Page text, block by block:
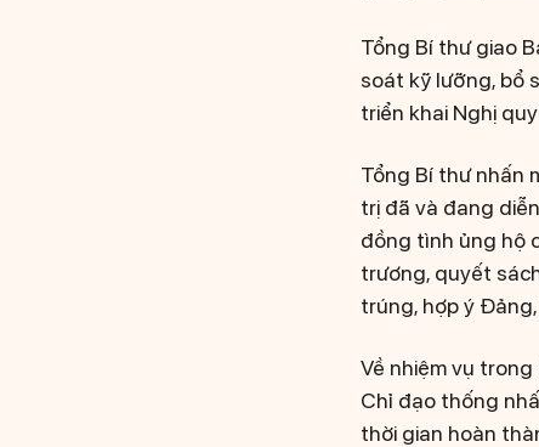
Tổng Bí thư giao
soát kỹ lưỡng, bổ
triển khai Nghị
Tổng Bí thư nhấn
trị đã và đang
đồng tình ủng hộ
trương, quyết
trúng, hợp ý
Về nhiệm vụ trong
Chỉ đạo thống
thời gian hoàn